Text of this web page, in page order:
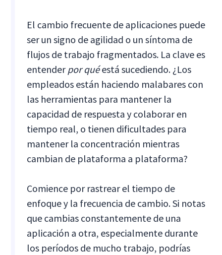
El cambio frecuente de aplicaciones puede
ser un signo de agilidad o un síntoma de
flujos de trabajo fragmentados. La clave es
entenderpor quéestá sucediendo. ¿Los
empleados están haciendo malabares con
las herramientas para mantener la
capacidad de respuesta y colaborar en
tiempo real, o tienen dificultades para
mantener la concentración mientras
cambian de plataforma a plataforma?
Comience por rastrear el tiempo de
enfoque y la frecuencia de cambio. Si notas
que cambias constantemente de una
aplicación a otra, especialmente durante
los períodos de mucho trabajo, podrías